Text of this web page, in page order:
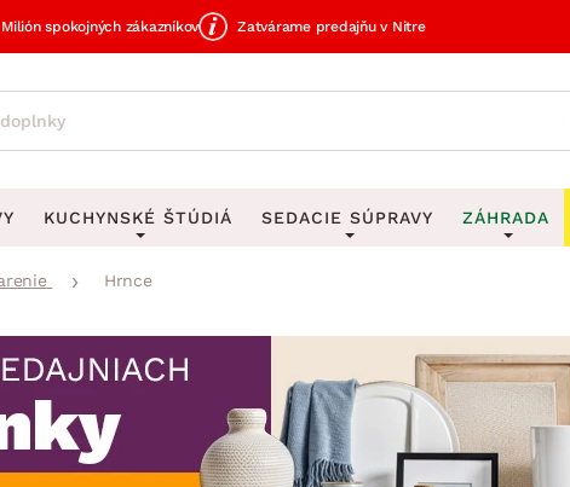
Milión spokojných zákazníkov Zatvárame predajňu v Nitre
DEKORÁCIE
Obrazy
Zrkadlá
Vešiaky na kľúče
Stojany na
Stojany na noviny
Stojany na
KUCHYNSKÉ ŠTÚDIÁ SEDACIE SÚPRAVY
Rohové sedacie súpravy
Sedacie súpravy 3-2-1
Sedacie súpravy na mieru
ZÁHRADA
Hrnce